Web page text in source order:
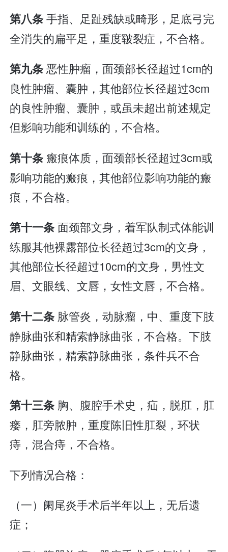
第八条手指、足趾残缺或畸形，足底弓完
全消失的扁平足，重度皲裂症，不合格。
第九条恶性肿瘤，面颈部长径超过1cm的
良性肿瘤、囊肿，其他部位长径超过3cm
的良性肿瘤、囊肿，或虽未超出前述规定
但影响功能和训练的，不合格。
第十条 瘢痕体质，面颈部长径超过3cm或
影响功能的瘢痕，其他部位影响功能的瘢
痕，不合格。
第十一条面颈部文身，着军队制式体能训
练服其他裸露部位长径超过3cm的文身，
其他部位长径超过10cm的文身，男性文
眉、文眼线、文唇，女性文唇，不合格。
第十二条 脉管炎，动脉瘤，中、重度下肢
静脉曲张和精索静脉曲张，不合格。下肢
静脉曲张，精索静脉曲张，条件兵不合
格。
第十三条 胸、腹腔手术史，疝，脱肛，肛
瘘，肛旁脓肿，重度陈旧性肛裂，环状
痔，混合痔，不合格。
下列情况合格：
（一）阑尾炎手术后半年以上，无后遗
症；